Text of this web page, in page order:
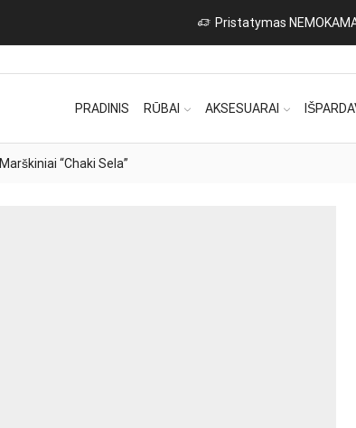
Naujos prekės iš
PRADINIS RŪBAI AKSESUARAI
Marškiniai “Chaki Sela”